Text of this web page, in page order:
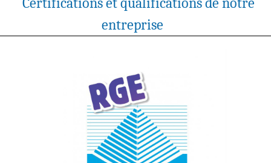
entreprise